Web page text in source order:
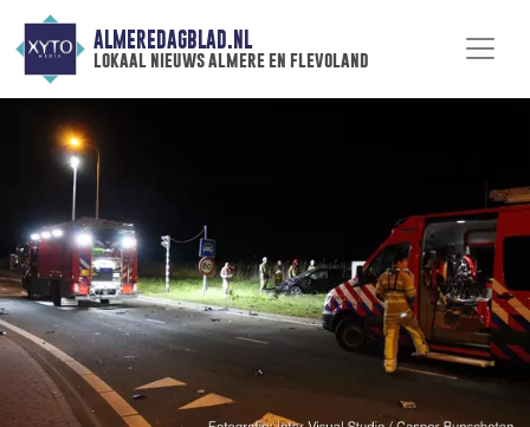
ALMEREDAGBLAD.NL
lokaal nieuws almere en flevoland